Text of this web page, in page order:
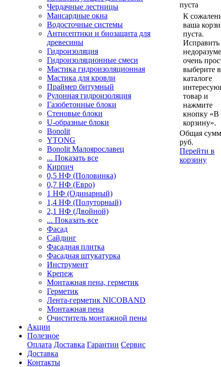
Чердачные лестницы
Мансардные окна
Водосточные системы
Антисептики и биозащита для
древесины
Гидроизоляция
Гидроизоляционные смеси
Мастика гидроизоляционная
Мастика для кровли
Праймер битумный
Рулонная гидроизоляция
Газобетонные блоки
Стеновые блоки
U-образные блоки
Bonolit
YTONG
Bonolit Малоярославец
... Показать все
Кирпич
0,5 НФ (Половинка)
0,7 НФ (Евро)
1 НФ (Одинарный)
1,4 НФ (Полуторный)
2,1 НФ (Двойной)
... Показать все
Фасад
Сайдинг
Фасадная плитка
Фасадная штукатурка
Инструмент
Крепеж
Монтажная пена, герметик
Герметик
Лента-герметик NICOBAND
Монтажная пена
Очиститель монтажной пены
Акции
Полезное
Оплата Доставка Гарантии Сервис
Доставка
Контакты
пуста
К
ваша
пуста.
Исправить
очень
выберите в
каталоге
товар и
нажмите
кнопку «В
корзину».
Общая
руб.
Перейти в
корзину